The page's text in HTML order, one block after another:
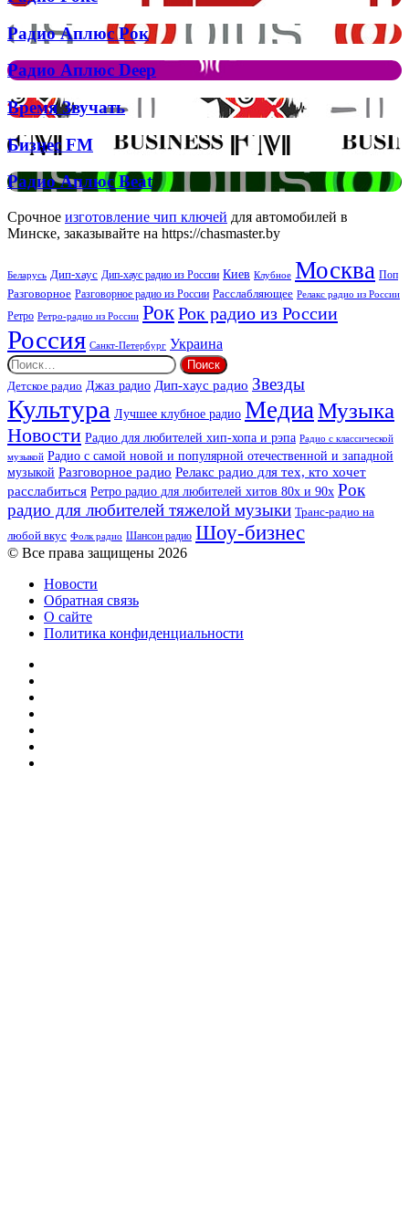
трек
Джона
та
Брітні
Спірс
Рокс
Радио
Аплюс
Рок
Радио Аплюс Рок
Радио
Аплюс
Deep
Радио Аплюс Deep
Время
Звучать
Время Звучать
Бизнес
Бизнес FM
Радио
Аплюс
Beat
Радио Аплюс Beat
Срочное изготовление чип ключей для автомобилей в
Минске, заказывайте на https://chasmaster.by
Беларусь Дип-хаус Дип-хаус радио из России Киев Клубное Москва Поп
Разговорное Разговорное радио из России Расслабляющее Релакс радио из России
Ретро Ретро-радио из России РокРок радио из России
Россия Санкт-Петербург Украина
Найти:
Детское радио Джаз радио Дип-хаус радио Звезды
Культура Лучшее клубное радио МедиаМузыка
Новости Радио для любителей хип-хопа и рэпа Радио с классической
музыкой Радио с самой новой и популярной отечественной и западной
музыкой Разговорное радио Релакс радио для тех, кто хочет
расслабиться Ретро радио для любителей хитов 80х и 90х Рок
радио для любителей тяжелой музыки Транс-радио на
любой вкус Фолк радио Шансон радио Шоу-бизнес
© Все права защищены 2026
Новости
Обратная связь
О сайте
Политика конфиденциальности